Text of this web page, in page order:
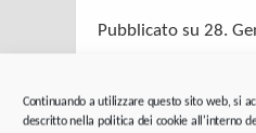
Continuando a utilizzare questo sito web, si
descritto nella politica dei cookie all'interno
Pubblicato su 28.
Rainer Wegener
settore, della